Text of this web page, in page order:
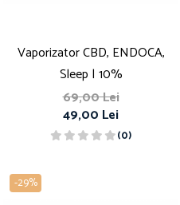
Vaporizator CBD, ENDOCA,
Sleep | 10%
69,00 Lei
49,00 Lei
(0)
-29%